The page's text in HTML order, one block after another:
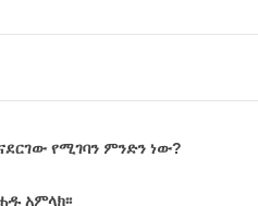
የሚገባን ምንድን ነው?
አምላክ፡፡